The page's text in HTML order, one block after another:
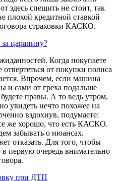
здесь спешить не стоит, так
плохой кредитной ставкой
страховки КАСКО.
царапину?
Когда покупаете
от покупки полиса
Впрочем, если машина
и сами от греха подальше
правы. А то ведь утром,
увидеть нечто похожее на
вздохнув, подумаете:
же хорошо, что есть КАСКО.
забывать о нюансах.
отказать. Для того, чтобы
в первую очередь внимательно
при ДТП